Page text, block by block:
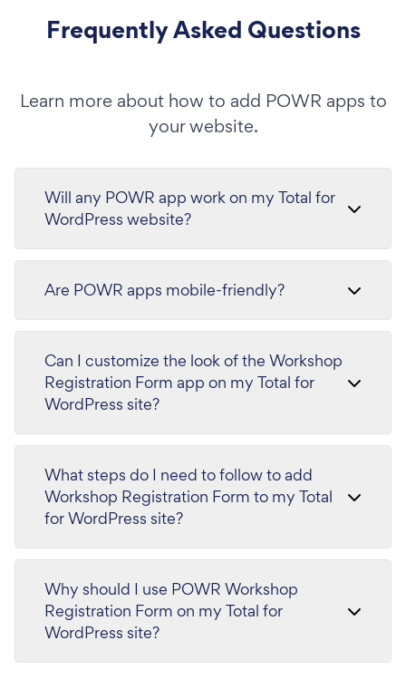
Frequently Asked Questions
Learn more about how to add POWR apps to
your website.
Will any POWR app work on my Total for
WordPress website?
Are POWR apps mobile-friendly?
Can I customize the look of the Workshop
Registration Form app on my Total for
WordPress site?
What steps do I need to follow to add
Workshop Registration Form to my Total
for WordPress site?
Why should I use POWR Workshop
Registration Form on my Total for
WordPress site?